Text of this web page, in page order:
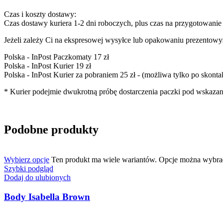
Czas i koszty dostawy:
Czas dostawy kuriera 1-2 dni roboczych, plus czas na
Jeżeli zależy Ci na ekspresowej wysyłce lub opakowaniu
Polska - InPost Paczkomaty 17 zł
Polska - InPost Kurier 19 zł
Polska - InPost Kurier za pobraniem 25 zł - (możliwa tylko po
* Kurier podejmie dwukrotną próbę dostarczenia paczki pod
Podobne produkty
Wybierz opcje Ten produkt ma wiele wariantów. Opcje można
Szybki podgląd
Dodaj do ulubionych
Body Isabella Brown